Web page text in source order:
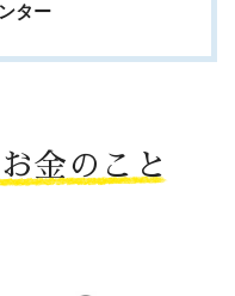
ター
金のこと